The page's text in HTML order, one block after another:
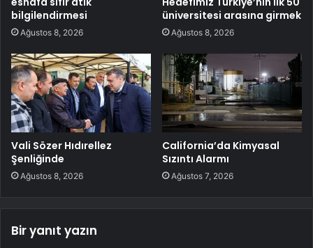
bilgilendirmesi
Ağustos 8, 2026
üniversitesi arasına girmek
Ağustos 8, 2026
Vali Sözer Hıdırellez
Şenliğinde
Ağustos 8, 2026
California’da Kimyasal
Sızıntı Alarmı
Ağustos 7, 2026
Bir yanıt yazın